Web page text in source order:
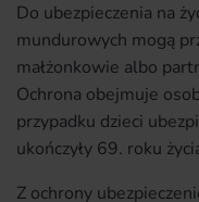
Do ubezpieczenia na
mundurowych mogą
małżonkowie albo
Ochrona obejmuje
przypadku dzieci
ukończyły 69. roku
Z ochrony